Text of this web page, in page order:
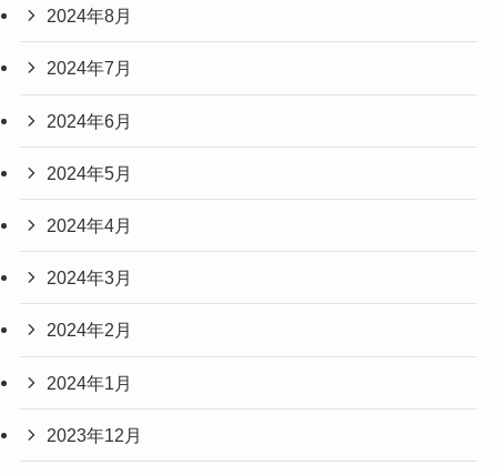
2024年8月
2024年7月
2024年6月
2024年5月
2024年4月
2024年3月
2024年2月
2024年1月
2023年12月